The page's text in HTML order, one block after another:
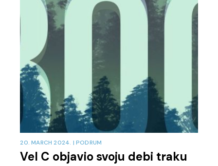
Vel C objavio svoju debi traku
20. MARCH 2024. |PODRUM